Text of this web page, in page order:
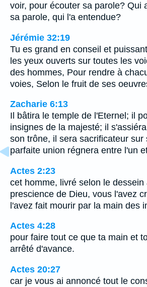
voir, pour écouter sa parole? Qui
sa parole, qui l'a entendue?
Jérémie 32:19
Tu es grand en conseil et
les yeux ouverts sur toutes les
des hommes, Pour rendre à
voies, Selon le fruit de ses
Zacharie 6:13
Il bâtira le temple de l'Eternel; il
insignes de la majesté; il
son trône, il sera sacrificateur sur
parfaite union régnera entre l'un
Actes 2:23
cet homme, livré selon le
prescience de Dieu, vous l'avez
l'avez fait mourir par la main des
Actes 4:28
pour faire tout ce que ta main et
arrêté d'avance.
Actes 20:27
car je vous ai annoncé tout le